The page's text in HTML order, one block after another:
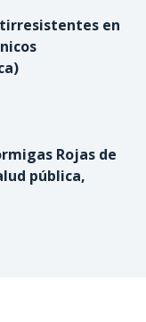
en
Rojas de
pública,